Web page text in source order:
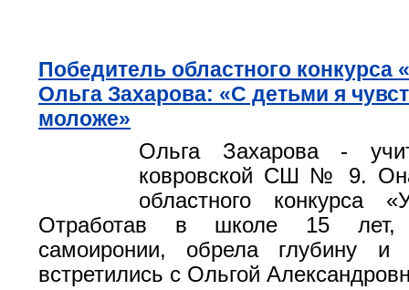
Победитель областного конкурса
Ольга Захарова: «С детьми я
моложе»
Ольга Захарова -
ковровской СШ № 9.
областного конкурса
Отработав в школе 15 лет,
самоиронии, обрела глубину
встретились с Ольгой